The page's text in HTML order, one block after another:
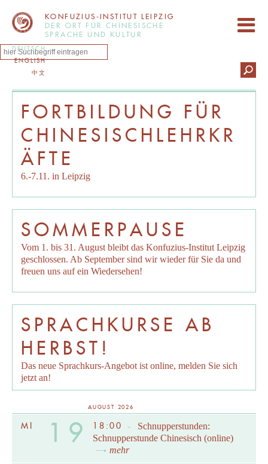
KONFUZIUS-INSTITUT LEIPZIG
DER ORT FÜR CHINESISCHE
SPRACHE UND KULTUR
DEUTSCH
ENGLISH
中文
FORTBILDUNG FÜR
CHINESISCHLEHRKR
ÄFTE
6.-7.11. in Leipzig
SOMMERPAUSE
Vom 1. bis 31. August bleibt das Konfuzius-Institut Leipzig
geschlossen. Ab September sind wir wieder für Sie da und
freuen uns auf ein Wiedersehen!
SPRACHKURSE AB
HERBST!
Das neue Sprachkurs-Angebot ist online, melden Sie sich
jetzt an!
AUGUST 2026
MI 19 18:00 -
Schnupperstunden:
Schnupperstunde Chinesisch (online)
mehr